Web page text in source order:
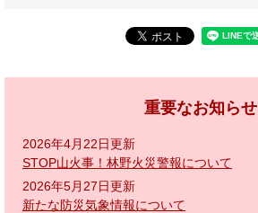
重要なお知らせ
2026年4月22日更新
STOP山火事！林野火災警報について
2026年5月27日更新
新たな防災気象情報について